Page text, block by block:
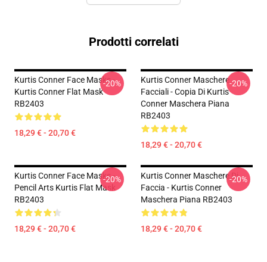
Prodotti correlati
Kurtis Conner Face Masks -
Kurtis Conner Flat Mask
RB2403
18,29 € - 20,70 €
-20%
Kurtis Conner Maschere
Facciali - Copia Di Kurtis
Conner Maschera Piana
RB2403
18,29 € - 20,70 €
-20%
Kurtis Conner Face Masks -
Pencil Arts Kurtis Flat Mask
RB2403
18,29 € - 20,70 €
-20%
Kurtis Conner Maschere Di
Faccia - Kurtis Conner
Maschera Piana RB2403
18,29 € - 20,70 €
-20%